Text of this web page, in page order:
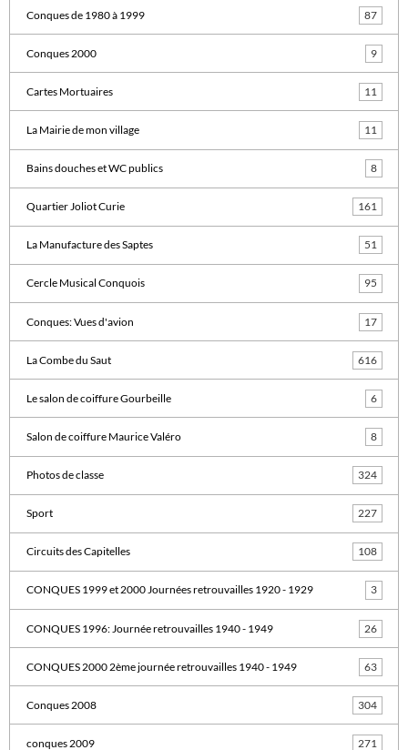
Conques de 1980 à 1999 87
Conques 2000 9
Cartes Mortuaires 11
La Mairie de mon village 11
Bains douches et WC publics 8
Quartier Joliot Curie 161
La Manufacture des Saptes 51
Cercle Musical Conquois 95
Conques: Vues d'avion 17
La Combe du Saut 616
Le salon de coiffure Gourbeille 6
Salon de coiffure Maurice Valéro 8
Photos de classe 324
Sport 227
Circuits des Capitelles 108
CONQUES 1999 et 2000 Journées retrouvailles 1920 - 1929 3
CONQUES 1996: Journée retrouvailles 1940 - 1949 26
CONQUES 2000 2ème journée retrouvailles 1940 - 1949 63
Conques 2008 304
conques 2009 271